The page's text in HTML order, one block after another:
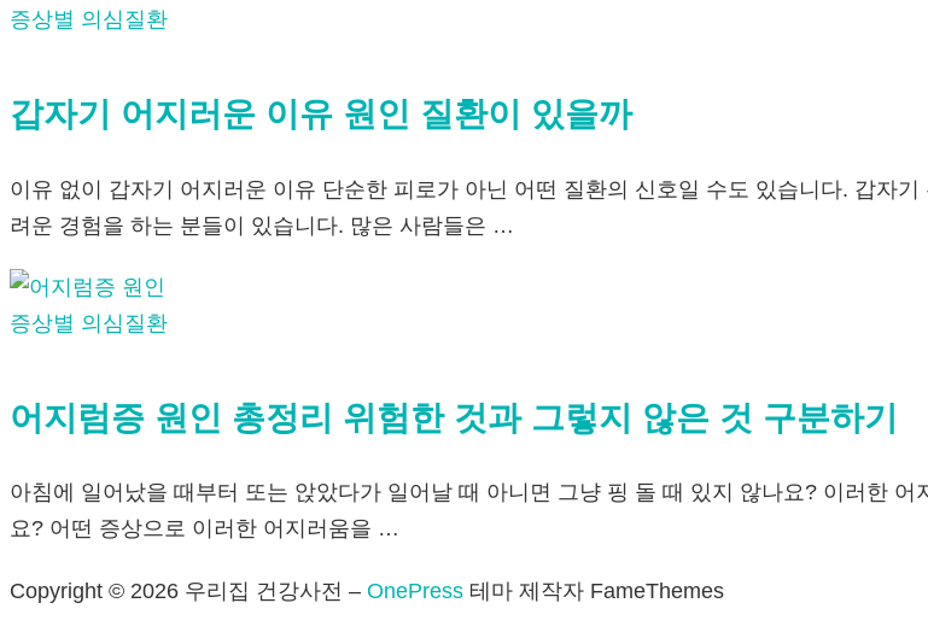
증상별 의심질환
갑자기 어지러운 이유 원인 질환이 있을까
이유 없이 갑자기 어지러운 이유 단순한 피로가 아닌 어떤 질환의 신호일 수도 있습니다. 갑자
려운 경험을 하는 분들이 있습니다. 많은 사람들은 …
증상별 의심질환
어지럼증 원인 총정리 위험한 것과 그렇지 않은 것 구분하기
아침에 일어났을 때부터 또는 앉았다가 일어날 때 아니면 그냥 핑 돌 때 있지 않나요? 이러한
요? 어떤 증상으로 이러한 어지러움을 …
Copyright © 2026 우리집 건강사전 – OnePress 테마 제작자 FameThemes